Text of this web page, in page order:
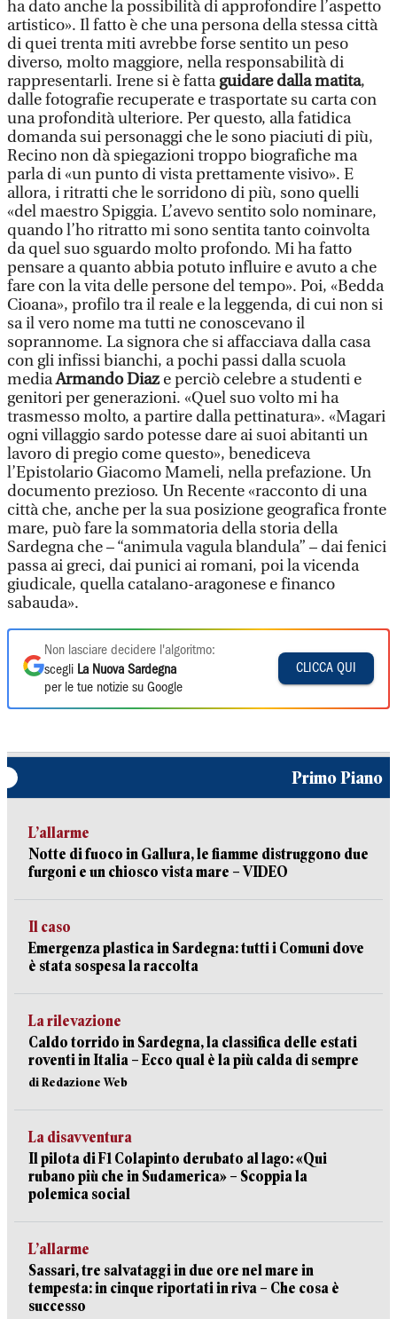
ha dato anche la possibilità di approfondire l’aspetto
artistico». Il fatto è che una persona della stessa città
di quei trenta miti avrebbe forse sentito un peso
diverso, molto maggiore, nella responsabilità di
rappresentarli. Irene si è fattaguidare dalla matita,
dalle fotografie recuperate e trasportate su carta con
una profondità ulteriore. Per questo, alla fatidica
domanda sui personaggi che le sono piaciuti di più,
Recino non dà spiegazioni troppo biografiche ma
parla di «un punto di vista prettamente visivo». E
allora, i ritratti che le sorridono di più, sono quelli
«del maestro Spiggia. L’avevo sentito solo nominare,
quando l’ho ritratto mi sono sentita tanto coinvolta
da quel suo sguardo molto profondo. Mi ha fatto
pensare a quanto abbia potuto influire e avuto a che
fare con la vita delle persone del tempo». Poi, «Bedda
Cioana», profilo tra il reale e la leggenda, di cui non si
sa il vero nome ma tutti ne conoscevano il
soprannome. La signora che si affacciava dalla casa
con gli infissi bianchi, a pochi passi dalla scuola
mediaArmando Diaz e perciò celebre a studenti e
genitori per generazioni. «Quel suo volto mi ha
trasmesso molto, a partire dalla pettinatura». «Magari
ogni villaggio sardo potesse dare ai suoi abitanti un
lavoro di pregio come questo», benediceva
l’Epistolario Giacomo Mameli, nella prefazione. Un
documento prezioso. Un Recente «racconto di una
città che, anche per la sua posizione geografica fronte
mare, può fare la sommatoria della storia della
Sardegna che – “animula vagula blandula” – dai fenici
passa ai greci, dai punici ai romani, poi la vicenda
giudicale, quella catalano-aragonese e financo
sabauda».
Non lasciare decidere l'algoritmo:
scegli La Nuova Sardegna
per le tue notizie su Google
CLICCA QUI
Primo Piano
L’allarme
Notte di fuoco in Gallura, le fiamme distruggono due
furgoni e un chiosco vista mare – VIDEO
Il caso
Emergenza plastica in Sardegna: tutti i Comuni dove
è stata sospesa la raccolta
La rilevazione
Caldo torrido in Sardegna, la classifica delle estati
roventi in Italia – Ecco qual è la più calda di sempre
di Redazione Web
La disavventura
Il pilota di F1 Colapinto derubato al lago: «Qui
rubano più che in Sudamerica» – Scoppia la
polemica social
L’allarme
Sassari, tre salvataggi in due ore nel mare in
tempesta: in cinque riportati in riva – Che cosa è
successo